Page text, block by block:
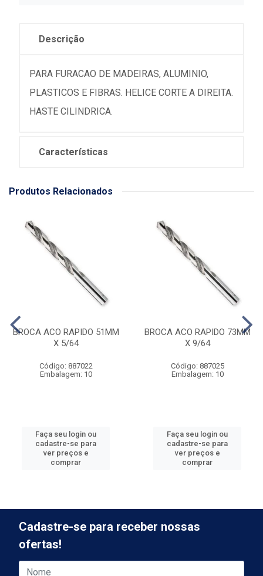
Descrição
PARA FURACAO DE MADEIRAS, ALUMINIO,
PLASTICOS E FIBRAS. HELICE CORTE A DIREITA.
HASTE CILINDRICA.
Características
Produtos Relacionados
BROCA ACO RAPIDO 51MM
X 5/64
Código: 887022
Embalagem: 10
Faça seu login ou
cadastre-se para
ver preços e
comprar
BROCA ACO RAPIDO 73MM
X 9/64
Código: 887025
Embalagem: 10
Faça seu login ou
cadastre-se para
ver preços e
comprar
Cadastre-se para receber nossas
ofertas!